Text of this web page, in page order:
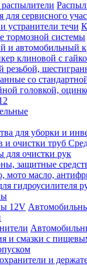
сервисного
устранители течи
тормозной системы
и автомобильный
клиновой с
резьбой,
со
головкой,
для уборки и
и очистки труб
для очистки рук
защитные
мото масло,
гидроусилителя
12V
и смазки с
и